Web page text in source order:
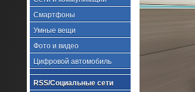
Смартфоны
Умные вещи
Фото и видео
Цифровой автомобиль
RSS/Социальные сети